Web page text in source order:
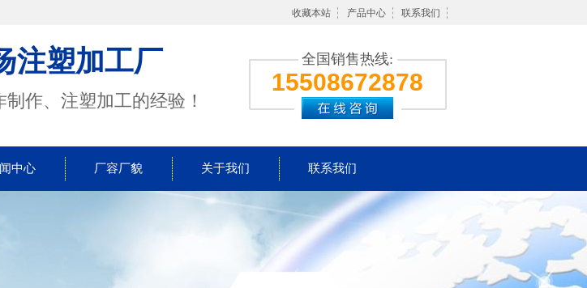
收藏本站 产品中心 联系我们
注塑加工厂
作、注塑加工的经验！
全国销售热线:
15508672878
中心 厂容厂貌 关于我们 联系我们